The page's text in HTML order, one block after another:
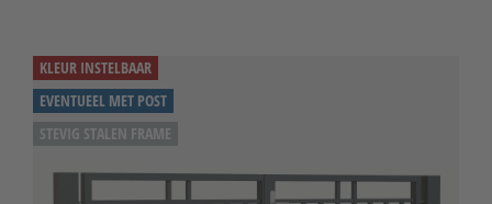
KLEUR INSTELBAAR
EVENTUEEL MET POST
STEVIG STALEN FRAME